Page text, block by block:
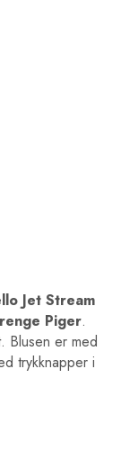
Jet Stream
Piger.
Blusen er med
trykknapper i